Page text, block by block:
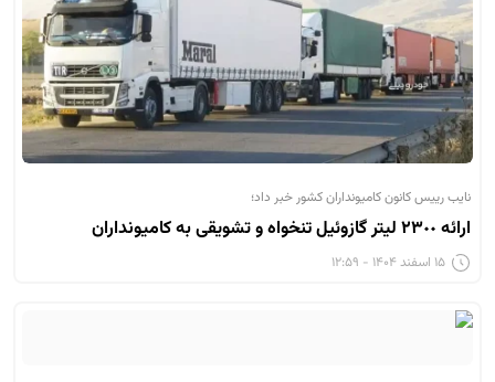
نایب رییس کانون کامیونداران کشور خبر داد؛
ارائه ٢٣٠٠ لیتر گازوئیل تنخواه و تشویقی به کامیونداران
۱۵ اسفند ۱۴۰۴ - ۱۲:۵۹